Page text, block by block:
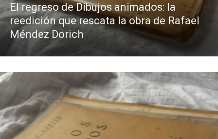
El regreso de Dibujos animados: la
reedición que rescata la obra de Rafael
Méndez Dorich